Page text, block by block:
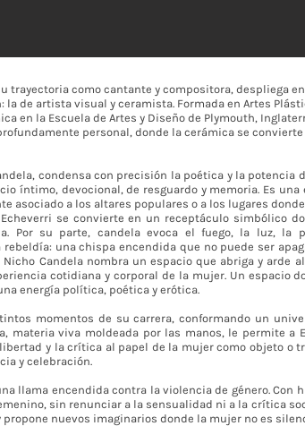
trayectoria como cantante y compositora, despliega
de artista visual y ceramista. Formada en Artes
en la Escuela de Artes y Diseño de Plymouth,
personal, donde la cerámica se
condensa con precisión la poética y la potencia
íntimo, devocional, de resguardo y memoria. Es
asociado a los altares populares o a los lugares
se convierte en un receptáculo simbólico
Por su parte, candela evoca el fuego, la luz, la
una chispa encendida que no puede ser
Nicho Candela nombra un espacio que abriga y arde
cotidiana y corporal de la mujer. Un espacio
energía política, poética y erótica.
momentos de su carrera, conformando un
materia viva moldeada por las manos, le permite a
y la crítica al papel de la mujer como objeto o
y celebración.
llama encendida contra la violencia de género. Con
sin renunciar a la sensualidad ni a la crítica
nuevos imaginarios donde la mujer no es